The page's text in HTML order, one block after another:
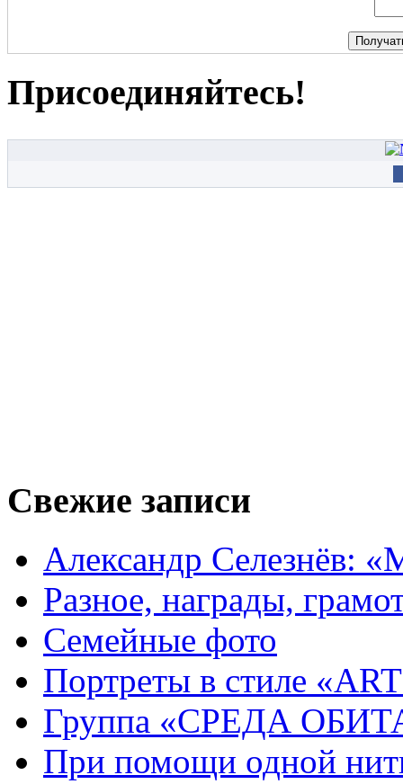
Присоединяйтесь!
Свежие записи
Александр Селезнёв:
Разное, награды,
Семейные фото
Портреты в стиле
Группа «СРЕДА
При помощи одной